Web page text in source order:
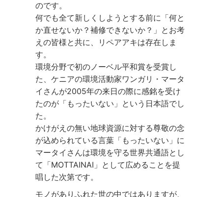
のです。
何でも全て新しくしようとする前に「何と
か直せないか？補修できないか？」とお考
えの皆様と共に、リペアアキは存在しま
す。
環境分野で初のノーベル平和賞を受賞し
た、ケニアの環境活動家ワンガリ・マータ
イさんが2005年の来日の際に感銘を受け
たのが「もったいない」という日本語でし
た。
かけがえの無い地球資源に対する尊敬の念
が込められている言葉「もったいない」に
マータイさんは環境を守る世界共通語とし
て「MOTTAINAI」として広めることを提
唱した次第です。
モノがありふれた世の中ではありますが、